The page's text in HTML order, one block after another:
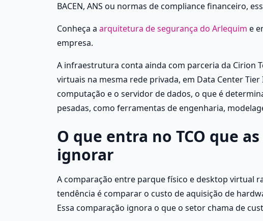
BACEN, ANS ou normas de compliance financeiro,
Conheça a arquitetura de segurança do Arlequim e
empresa.
A infraestrutura conta ainda com parceria da Cirion
virtuais na mesma rede privada, em Data Center
computação e o servidor de dados, o que é
pesadas, como ferramentas de engenharia,
O que entra no TCO que
ignorar
A comparação entre parque físico e desktop virtual
tendência é comparar o custo de aquisição de
Essa comparação ignora o que o setor chama de